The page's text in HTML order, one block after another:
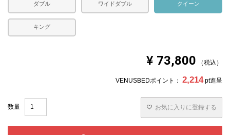
ダブル ワイドダブル クイーン
キング
¥ 73,800 税込
VENUSBEDポイント： 2,214 pt進呈
お気に入りに登録する